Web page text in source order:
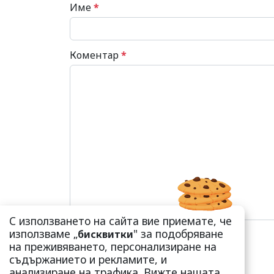
Име*
Коментар*
С използването на сайта вие приемате, че
използваме „бисквитки" за подобряване
на преживяването, персонализиране на
съдържанието и рекламите, и